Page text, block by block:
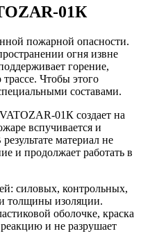
01К
пожарной опасности.
огня извне
горение,
Чтобы этого
составами.
01К создает на
вспучивается и
материал не
и продолжает работать в
силовых, контрольных,
толщины изоляции.
оболочке, краска
и не разрушает